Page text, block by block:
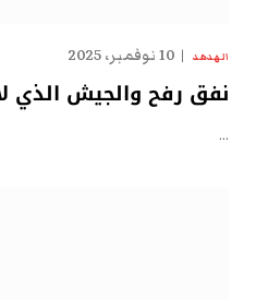
الهدهد 10 نوفمبر، 2025
نفق رفح والجيش الذي
…